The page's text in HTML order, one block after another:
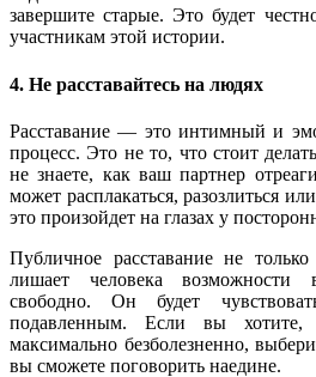
завершите старые. Это будет
участникам этой истории.
4. Не расставайтесь на людях
Расставание — это интимный и
процесс. Это не то, что стоит
не знаете, как ваш партнер
может расплакаться, разозлиться
это произойдет на глазах у
Публичное расставание не
лишает человека возможности
свободно. Он будет
подавленным. Если вы
максимально безболезненно,
вы сможете поговорить наедине.